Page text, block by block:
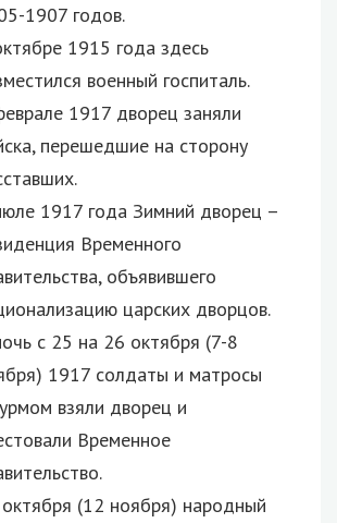
1907 годов.
1915 года здесь
военный госпиталь.
1917 дворец заняли
перешедшие на сторону
1917 года Зимний дворец –
Временного
объявившего
царских дворцов.
с 25 на 26 октября (7-8
1917 солдаты и матросы
взяли дворец и
Временное
(12 ноября) народный